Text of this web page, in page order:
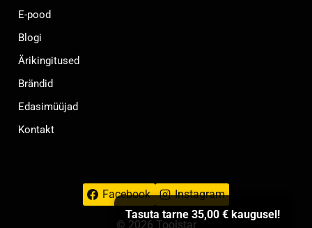
E-pood
Blogi
Ärikingitused
Brändid
Edasimüüjad
Kontakt
Facebook Instagram
© 2026 Toolstar
Tasuta tarne 35,00 € kaugusel!